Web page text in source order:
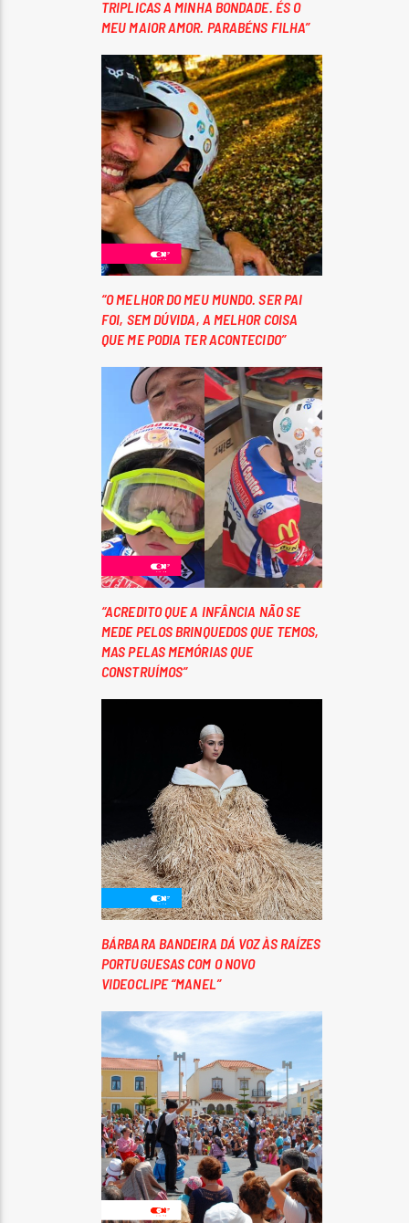
TRIPLICAS A MINHA BONDADE. ÉS O
MEU MAIOR AMOR. PARABÉNS FILHA”
“O MELHOR DO MEU MUNDO. SER PAI
FOI, SEM DÚVIDA, A MELHOR COISA
QUE ME PODIA TER ACONTECIDO”
“ACREDITO QUE A INFÂNCIA NÃO SE
MEDE PELOS BRINQUEDOS QUE TEMOS,
MAS PELAS MEMÓRIAS QUE
CONSTRUÍMOS”
BÁRBARA BANDEIRA DÁ VOZ ÀS RAÍZES
PORTUGUESAS COM O NOVO
VIDEOCLIPE “MANEL”